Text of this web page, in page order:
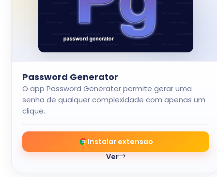
Password Generator
O app Password Generator permite gerar uma
senha de qualquer complexidade com apenas um
clique.
Instalar extensao
Ver